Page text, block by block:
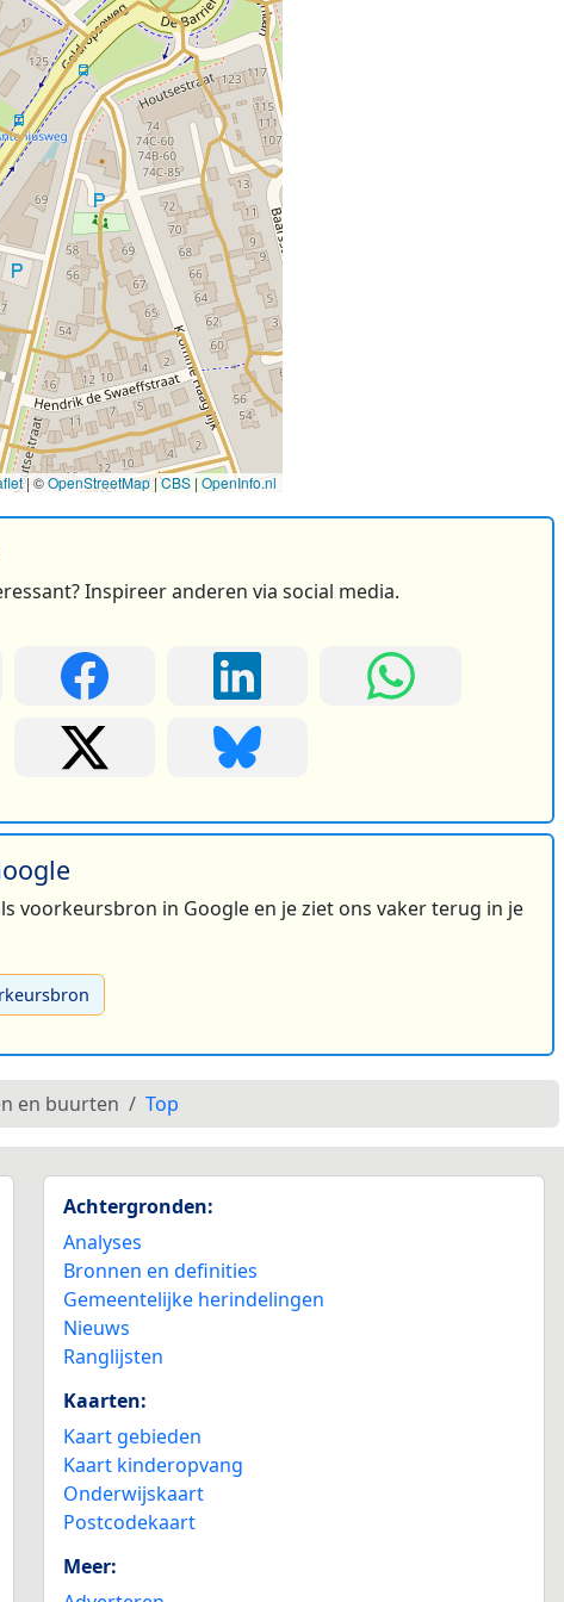
| ©OpenStreetMap|CBS | OpenInfo.nl
Inspireer anderen via social media.
voorkeursbron in Google en je ziet ons vaker terug in je
en buurten Top
Achtergronden:
Analyses
Bronnen en definities
Gemeentelijke herindelingen
Nieuws
Ranglijsten
Kaarten:
Kaart gebieden
Kaart kinderopvang
Onderwijskaart
Postcodekaart
Meer: